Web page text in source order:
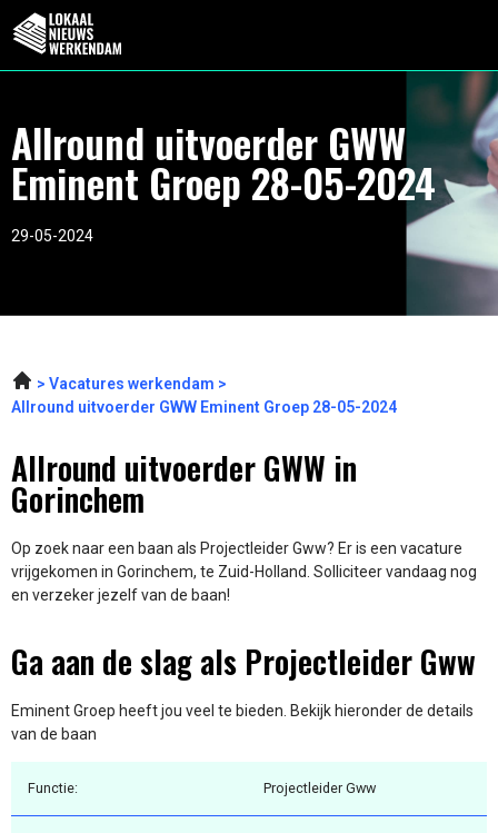
Allround uitvoerder GWW
Eminent Groep 28-05-2024
29-05-2024
Vacatures werkendam
Allround uitvoerder GWW Eminent Groep 28-05-2024
Allround uitvoerder GWW in
Gorinchem
Op zoek naar een baan als Projectleider Gww? Er is een vacature
vrijgekomen in Gorinchem, te Zuid-Holland. Solliciteer vandaag nog
en verzeker jezelf van de baan!
Ga aan de slag als Projectleider Gww
Eminent Groep heeft jou veel te bieden. Bekijk hieronder de details
van de baan
Functie: Projectleider Gww